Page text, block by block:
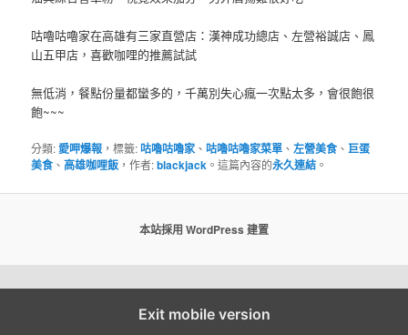
咕嚕咕嚕家在高雄有三家直營店：漢神成功總店、左營裕誠店、鳳
山五甲店，喜歡咖哩的推薦試試
無低消，餐點份量都蠻多的，千萬別失心瘋一次點太多，會很飽很
飽~~~
分類:愛呷爆報 ，標籤:咕嚕咕嚕家 、咕嚕咕嚕家菜單 、左營美食 、巨蛋
美食 、高雄咖哩飯 ，作者:blackjack 。這篇內容的永久連結 。
本站採用 WordPress 建置
Exit mobile version